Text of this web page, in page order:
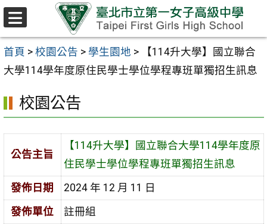
跳至主要內容區
首頁 > 校園公告 > 學生園地 >
【114升大學】國立聯合
大學114學年度原住民學士學位學程專班單獨招生訊息
校園公告
公告主旨
【114升大學】國立聯合大學114學年度原
住民學士學位學程專班單獨招生訊息
發佈日期
2024 年 12 月 11 日
發佈單位
註冊組
選
單